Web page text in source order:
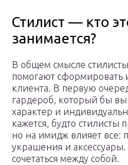
Стилист — кто
занимается?
В общем смысле
помогают сформировать
клиента. В первую
гардероб, который бы
характер и
кажется, будто
но на имидж влияет все:
украшения и
сочетаться между собой.